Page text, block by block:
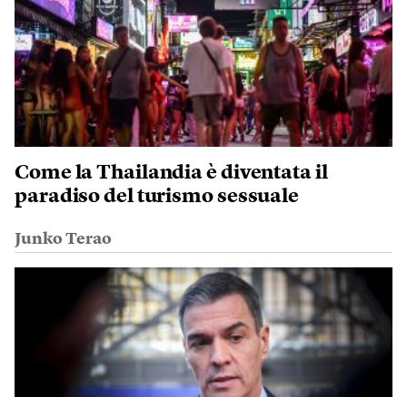
Come la Thailandia è diventata il
paradiso del turismo sessuale
Junko Terao